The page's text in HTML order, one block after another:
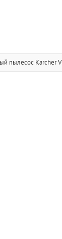
пылесос Karcher